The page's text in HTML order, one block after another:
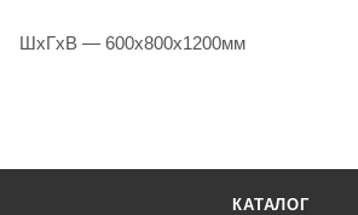
ШхГхВ — 600х800х1200мм
КАТАЛОГ